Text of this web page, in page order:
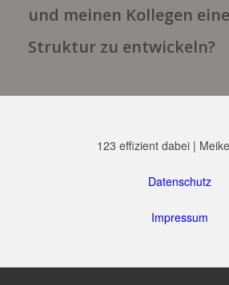
und meinen Kollegen
Struktur zu entwickeln?
123 effizient dabei |
Datenschutz
Impressum